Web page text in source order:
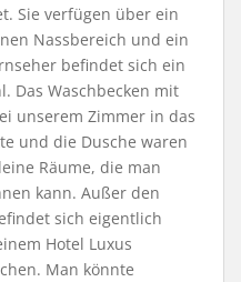
Sie verfügen über ein
Nassbereich und ein
befindet sich ein
Das Waschbecken mit
unserem Zimmer in das
und die Dusche waren
Räume, die man
kann. Außer den
sich eigentlich
Hotel Luxus
Man könnte